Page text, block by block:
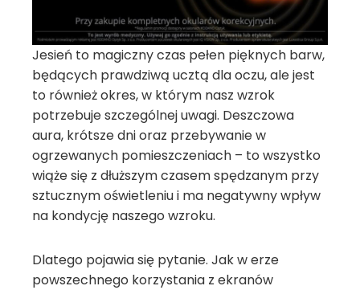
Jesień to magiczny czas pełen pięknych barw,
będących prawdziwą ucztą dla oczu, ale jest
to również okres, w którym nasz wzrok
potrzebuje szczególnej uwagi. Deszczowa
aura, krótsze dni oraz przebywanie w
ogrzewanych pomieszczeniach – to wszystko
wiąże się z dłuższym czasem spędzanym przy
sztucznym oświetleniu i ma negatywny wpływ
na kondycję naszego wzroku.
Dlatego pojawia się pytanie. Jak w erze
powszechnego korzystania z ekranów